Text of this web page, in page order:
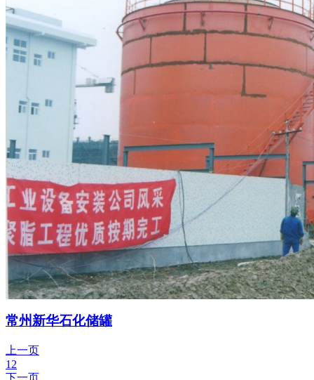
常州新华石化储罐
上一页
1 2
下一页